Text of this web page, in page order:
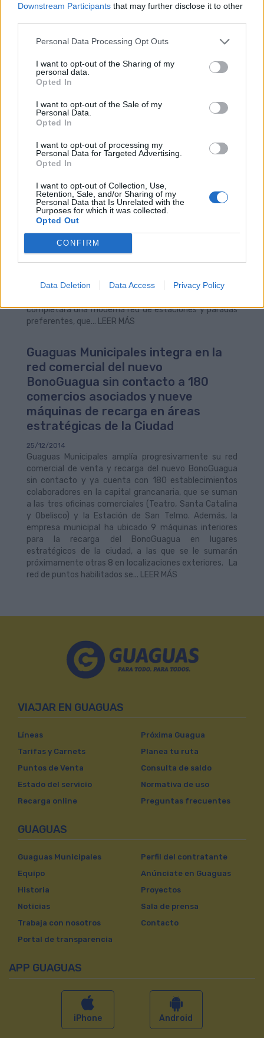
Downstream Participants that may further disclose it to other
Personal Data Processing Opt Outs
I want to opt-out of the Sharing of my
personal data.
Opted In
I want to opt-out of the Sale of my
Personal Data.
Opted In
I want to opt-out of processing my
Personal Data for Targeted Advertising.
Opted In
I want to opt-out of Collection, Use,
Retention, Sale, and/or Sharing of my
Personal Data that Is Unrelated with the
Purposes for which it was collected.
Opted Out
CONFIRM
Data Deletion Data Access Privacy Policy
áreas comerciales más importantes de la ciudad.
Cardona destaca que la inversión de
1,2 millones de euros en la
remodelación de la estación de
Manuel Becerra y Plaza de Stagno-
Teatro reforzarán la proyección y
modernización de Guaguas
Municipales
29/12/2014
El Alcalde de Las Palmas de Gran Canaria, Juan José
Cardona, ha destacado hoy lunes, 29 de diciembre,
durante la presentación de las obras de remodelación
en la terminal de Guaguas Municipales junto al Teatro
Pérez Galdós, que el actual Plan de Mejoras de
Infraestructuras de Transporte Público urbano,
Canaria y la Autoridad Única del Transporte (AUTGC), a
completará una moderna red de estaciones y paradas
preferentes, que... LEER MÁS
Guaguas Municipales integra en la
red comercial del nuevo
BonoGuagua sin contacto a 180
comercios asociados y nueve
máquinas de recarga en áreas
estratégicas de la Ciudad
25/12/2014
Guaguas Municipales amplía progresivamente su red
comercial de venta y recarga del nuevo BonoGuagua
sin contacto y ya cuenta con 180 establecimientos
colaboradores en la capital grancanaria, que se suman
a las tres oficinas comerciales (Teatro, Santa Catalina
y Obelisco) y la Estación de San Telmo. Además, la
empresa municipal ha ubicado 9 máquinas interiores
para la recarga del BonoGuagua en lugares
estratégicos de la ciudad, a las que se le sumarán
próximamente otras 8 en localizaciones exteriores. La
red de puntos habilitados se... LEER MÁS
VIAJAR EN GUAGUAS
Líneas
Tarifas y Carnets
Puntos de Venta
Estado del servicio
Recarga online
Próxima Guagua
Planea tu ruta
Consulta de saldo
Normativa de uso
Preguntas frecuentes
GUAGUAS
Guaguas Municipales
Equipo
Historia
Noticias
Trabaja con nosotros
Portal de transparencia
Perfil del contratante
Anúnciate en Guaguas
Proyectos
Sala de prensa
Contacto
APP GUAGUAS
iPhone Android